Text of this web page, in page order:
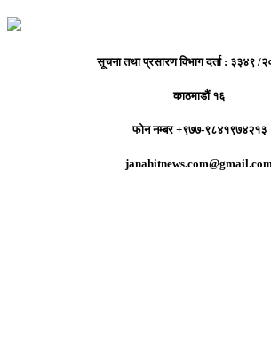
सूचना तथा प्रसारण विभाग दर्ता : ३३४९ /
काठमाडौं १६
फोन नम्बर +९७७-९८४१९७४२१३